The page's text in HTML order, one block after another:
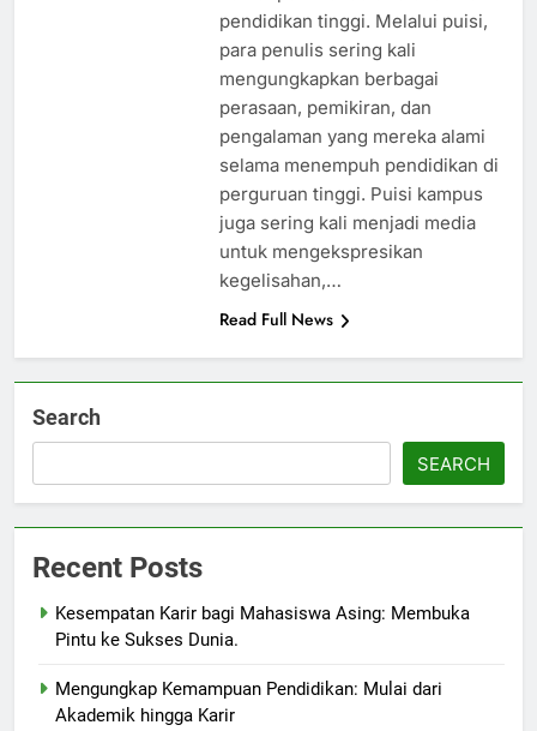
pendidikan tinggi. Melalui puisi,
para penulis sering kali
mengungkapkan berbagai
perasaan, pemikiran, dan
pengalaman yang mereka alami
selama menempuh pendidikan di
perguruan tinggi. Puisi kampus
juga sering kali menjadi media
untuk mengekspresikan
kegelisahan,…
Read Full News
Search
SEARCH
Recent Posts
Kesempatan Karir bagi Mahasiswa Asing: Membuka
Pintu ke Sukses Dunia.
Mengungkap Kemampuan Pendidikan: Mulai dari
Akademik hingga Karir